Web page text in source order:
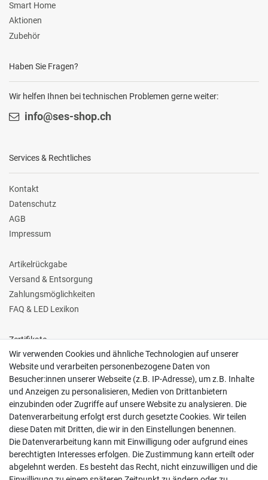
Smart Home
Aktionen
Zubehör
Haben Sie Fragen?
Wir helfen Ihnen bei technischen Problemen gerne weiter:
info@ses-shop.ch
Services & Rechtliches
Kontakt
Datenschutz
AGB
Impressum
Artikelrückgabe
Versand & Entsorgung
Zahlungsmöglichkeiten
FAQ & LED Lexikon
Zertifikate
Follow us
Wir verwenden Cookies und ähnliche Technologien auf unserer
Website und verarbeiten personenbezogene Daten von
Besucher:innen unserer Webseite (z.B. IP-Adresse), um z.B. Inhalte
und Anzeigen zu personalisieren, Medien von Drittanbietern
einzubinden oder Zugriffe auf unsere Website zu analysieren. Die
Datenverarbeitung erfolgt erst durch gesetzte Cookies. Wir teilen
diese Daten mit Dritten, die wir in den Einstellungen benennen.
Die Datenverarbeitung kann mit Einwilligung oder aufgrund eines
berechtigten Interesses erfolgen. Die Zustimmung kann erteilt oder
abgelehnt werden. Es besteht das Recht, nicht einzuwilligen und die